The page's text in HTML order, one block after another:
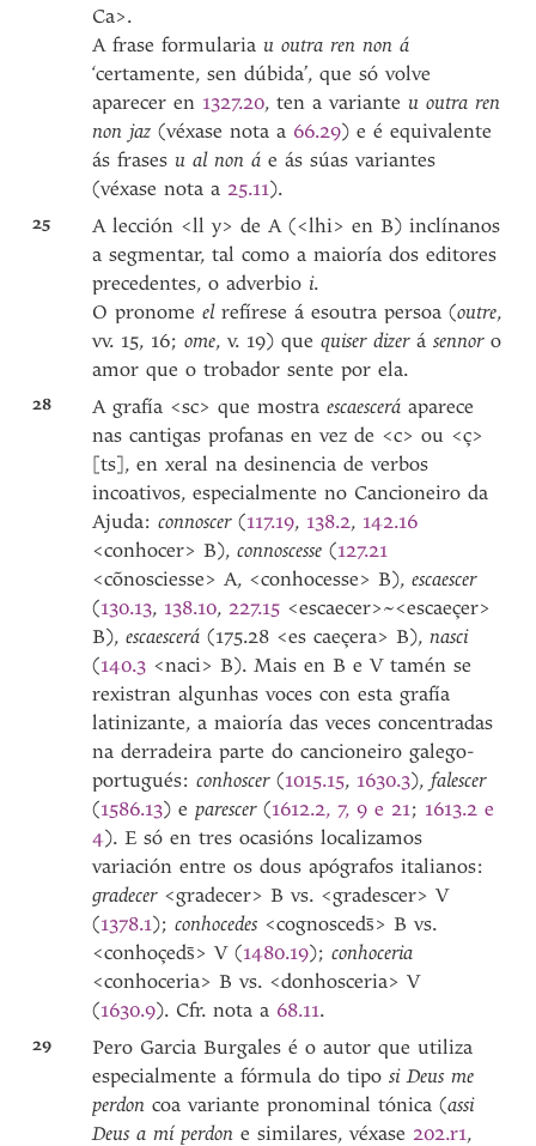
Ca>.
A frase formulariau outra ren non á
‘certamente, sen dúbida’, que só volve
aparecer en 1327.20, ten a varianteu outra ren
non jaz (véxase nota a 66.29) e é equivalente
ás frasesu al non á e ás súas variantes
(véxase nota a 25.11).
25
A lección <ll y> de A (<lhi> en B) inclínanos
a segmentar, tal como a maioría dos editores
precedentes, o adverbio i.
O pronomeelrefírese á esoutra persoa (outre,
vv. 15, 16;ome, v. 19) quequiser dizerásennoro
amor que o trobador sente por ela.
28 A grafía <sc> que mostraescaescerá aparece
nas cantigas profanas en vez de <c> ou <ç>
[ts], en xeral na desinencia de verbos
incoativos, especialmente no Cancioneiro da
Ajuda:connoscer(117.19, 138.2, 142.16
<conhocer> B),connoscesse(127.21
<cõnosciesse> A, <conhocesse> B),escaescer
(130.13, 138.10, 227.15 <escaecer>~<escaeçer>
B),escaescerá(175.28 <es caeçera> B),nasci
(140.3 <naci> B). Mais en B e V tamén se
rexistran algunhas voces con esta grafía
latinizante, a maioría das veces concentradas
na derradeira parte do cancioneiro galego-
portugués:conhoscer(1015.15, 1630.3),falescer
(1586.13) eparescer(1612.2, 7, 9 e 21; 1613.2 e
4). E só en tres ocasións localizamos
variación entre os dous apógrafos italianos:
gradecer <gradecer> B vs. <gradescer> V
(1378.1);conhocedes <cognosceds̄> B vs.
<conhoçeds̄> V (1480.19);conhoceria
<conhoceria> B vs. <donhosceria> V
(1630.9). Cfr. nota a 68.11.
29
Pero Garcia Burgales é o autor que utiliza
especialmente a fórmula do tiposi Deus me
perdon coa variante pronominal tónica (assi
Deus a mí perdon e similares, véxase 202.r1,